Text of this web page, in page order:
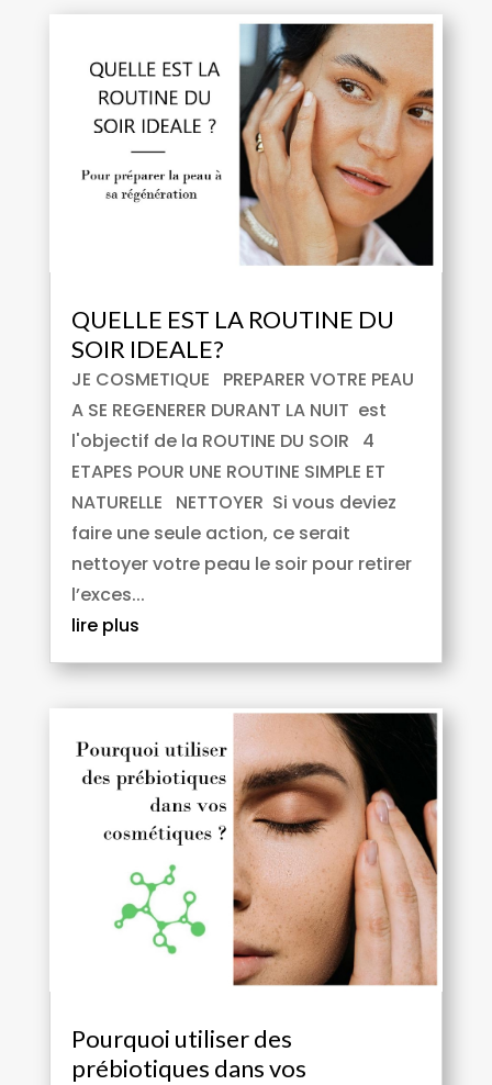
QUELLE EST LA ROUTINE DU
SOIR IDEALE?
JE COSMETIQUE PREPARER VOTRE PEAU
A SE REGENERER DURANT LA NUIT est
l'objectif de la ROUTINE DU SOIR 4
ETAPES POUR UNE ROUTINE SIMPLE ET
NATURELLE NETTOYER Si vous deviez
faire une seule action, ce serait
nettoyer votre peau le soir pour retirer
l’exces...
lire plus
Pourquoi utiliser des
prébiotiques dans vos